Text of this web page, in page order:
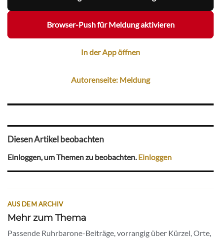
Browser-Push für Meldung aktivieren
In der App öffnen
Autorenseite: Meldung
Diesen Artikel beobachten
Einloggen, um Themen zu beobachten.Einloggen
AUS DEM ARCHIV
Mehr zum Thema
Passende Ruhrbarone-Beiträge, vorrangig über Kürzel, Orte,